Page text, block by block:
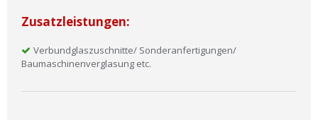
Zusatzleistungen:
Verbundglaszuschnitte/ Sonderanfertigungen/
Baumaschinenverglasung etc.